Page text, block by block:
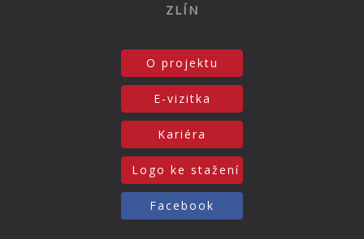
ZLÍN
O projektu
E-vizitka
Kariéra
Logo ke stažení
Facebook